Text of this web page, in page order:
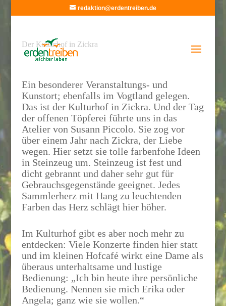
redaktion@erdentreiben.de
Der Kulturhof in Zickra
Ein besonderer Veranstaltungs- und
Kunstort; ebenfalls im Vogtland gelegen.
Das ist der Kulturhof in Zickra. Und der Tag
der offenen Töpferei führte uns in das
Atelier von Susann Piccolo. Sie zog vor
über einem Jahr nach Zickra, der Liebe
wegen. Hier setzt sie tolle farbenfohe Ideen
in Steinzeug um. Steinzeug ist fest und
dicht gebrannt und daher sehr gut für
Gebrauchsgegenstände geeignet. Jedes
Sammlerherz mit Hang zu leuchtenden
Farben das Herz schlägt hier höher.
Im Kulturhof gibt es aber noch mehr zu
entdecken: Viele Konzerte finden hier statt
und im kleinen Hofcafé wirkt eine Dame als
überaus unterhaltsame und lustige
Bedienung: „Ich bin heute ihre persönliche
Bedienung. Nennen sie mich Erika oder
Angela; ganz wie sie wollen.“